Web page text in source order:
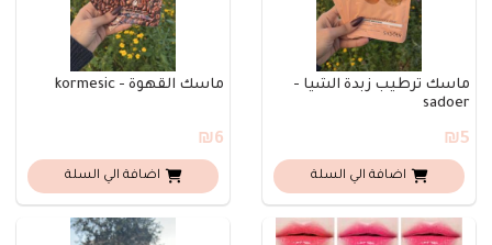
ماسك ترطيب زبدة الشيا -
sadoer
₪5
اضافة الي السلة
ماسك القهوة - kormesic
₪6
اضافة الي السلة